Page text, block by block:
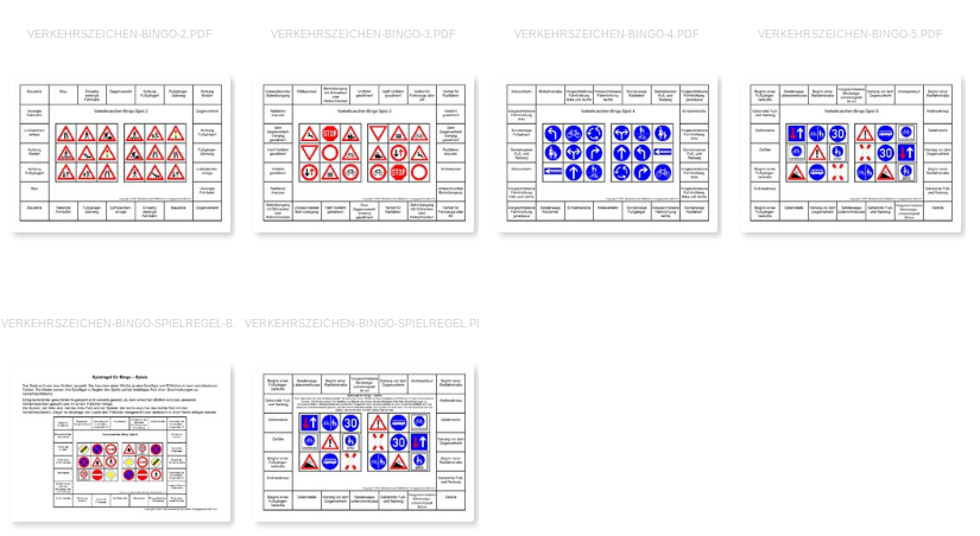
VERKEHRSZEICHEN-BINGO-2.PDF VERKEHRSZEICHEN-BINGO-3.PDF VERKEHRSZEICHEN-BINGO-4.PDF VERKEHRSZEICHEN-BINGO-5.PDF
VERKEHRSZEICHEN-BINGO-SPIELREGEL-B.PDFVERKEHRSZEICHEN-BINGO-SPIELREGEL.PDF